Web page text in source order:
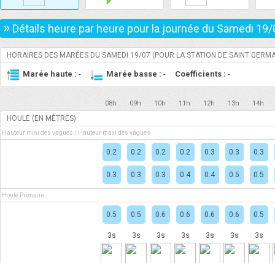
» Détails heure par heure pour la journée du Samedi 19/
HORAIRES DES MARÉES DU SAMEDI 19/07 (POUR LA STATION DE SAINT
Marée haute : - Marée basse : - Coefficients : -
08h 09h 10h 11h 12h 13h 14h
HOULE (EN MÈTRES)
Hauteur mini des vagues / Hauteur maxi des vagues
0.2 0.2 0.2 0.2 0.3 0.3 0.3
0.3 0.3 0.3 0.4 0.4 0.5 0.5
Houle Primaire
0.5 0.5 0.6 0.6 0.6 0.6 0.5
3s 3s 3s 3s 3s 3s 3s